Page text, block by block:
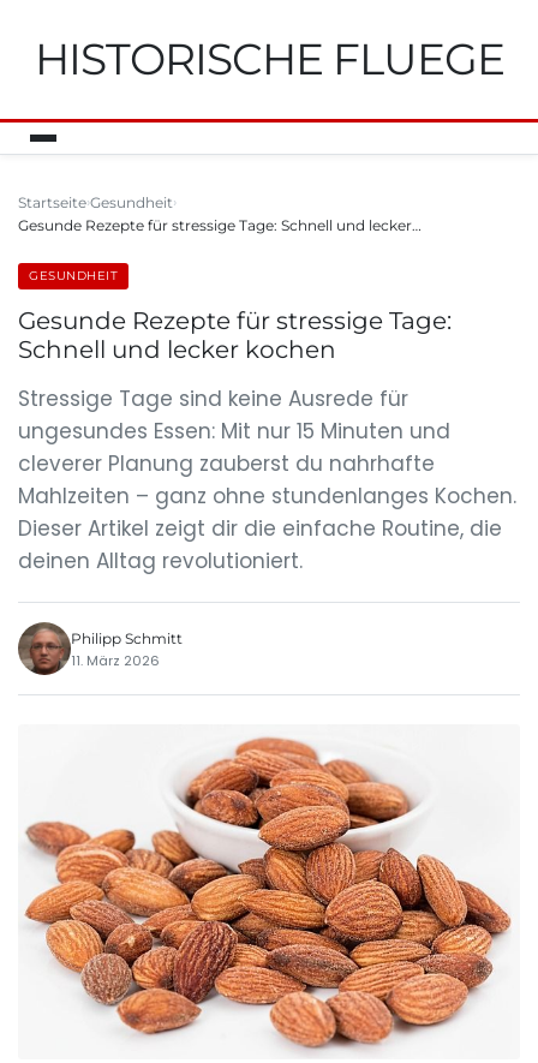
HISTORISCHE FLUEGE
Startseite Gesundheit
Gesunde Rezepte für stressige Tage: Schnell und lecker…
GESUNDHEIT
Gesunde Rezepte für stressige Tage:
Schnell und lecker kochen
Stressige Tage sind keine Ausrede für
ungesundes Essen: Mit nur 15 Minuten und
cleverer Planung zauberst du nahrhafte
Mahlzeiten – ganz ohne stundenlanges Kochen.
Dieser Artikel zeigt dir die einfache Routine, die
deinen Alltag revolutioniert.
Philipp Schmitt
11. März 2026